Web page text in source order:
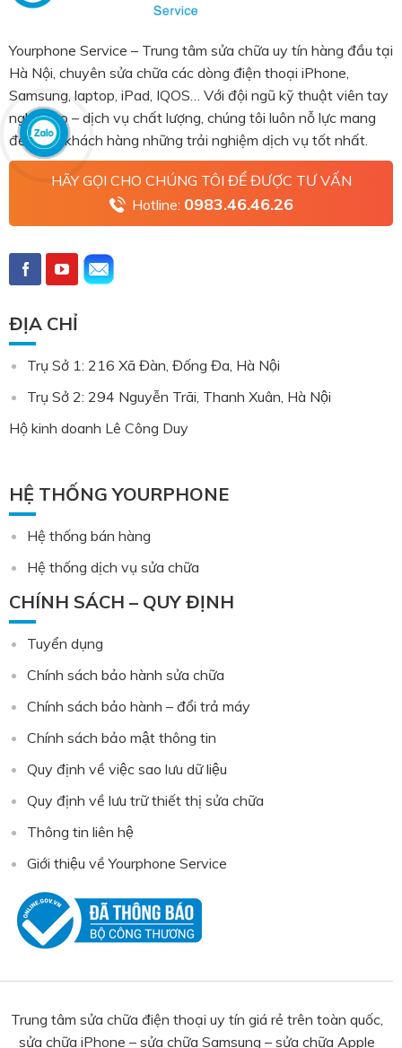
Yourphone Service – Trung tâm sửa chữa uy tín hàng đầu tại
Hà Nội, chuyên sửa chữa các dòng điện thoại iPhone,
Samsung, laptop, iPad, IQOS… Với đội ngũ kỹ thuật viên tay
nghề cao – dịch vụ chất lượng, chúng tôi luôn nỗ lực mang
đến cho khách hàng những trải nghiệm dịch vụ tốt nhất.
HÃY GỌI CHO CHÚNG TÔI ĐỂ ĐƯỢC TƯ VẤN
Hotline: 0983.46.46.26
ĐỊA CHỈ
Trụ Sở 1: 216 Xã Đàn, Đống Đa, Hà Nội
Trụ Sở 2: 294 Nguyễn Trãi, Thanh Xuân, Hà Nội
Hộ kinh doanh Lê Công Duy
HỆ THỐNG YOURPHONE
Hệ thống bán hàng
Hệ thống dịch vụ sửa chữa
CHÍNH SÁCH – QUY ĐỊNH
Tuyển dụng
Chính sách bảo hành sửa chữa
Chính sách bảo hành – đổi trả máy
Chính sách bảo mật thông tin
Quy định về việc sao lưu dữ liệu
Quy định về lưu trữ thiết thị sửa chữa
Thông tin liên hệ
Giới thiệu về Yourphone Service
Trung tâm sửa chữa điện thoại uy tín giá rẻ trên toàn quốc,
sửa chữa iPhone – sửa chữa Samsung – sửa chữa Apple